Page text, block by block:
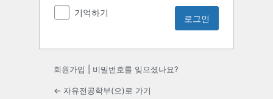
기억하기
회원가입 비밀번호를 잊으셨나요?
← 자유전공학부(으)로 가기